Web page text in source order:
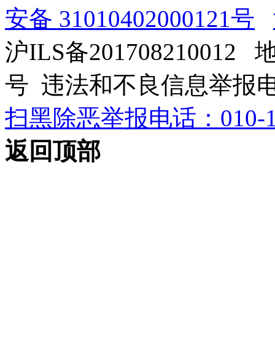
安备 31010402000121号
沪ILS备201708210012
号 违法和不良信息举报
扫黑除恶举报电话：010-
返回顶部